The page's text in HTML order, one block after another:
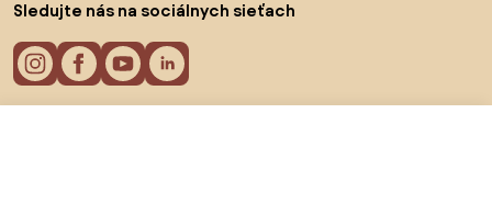
Sledujte nás na sociálnych sieťach